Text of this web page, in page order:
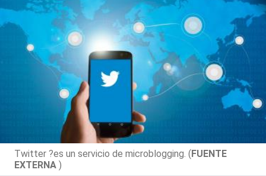
Twitter ?es un servicio de microblogging. (FUENTE
EXTERNA )